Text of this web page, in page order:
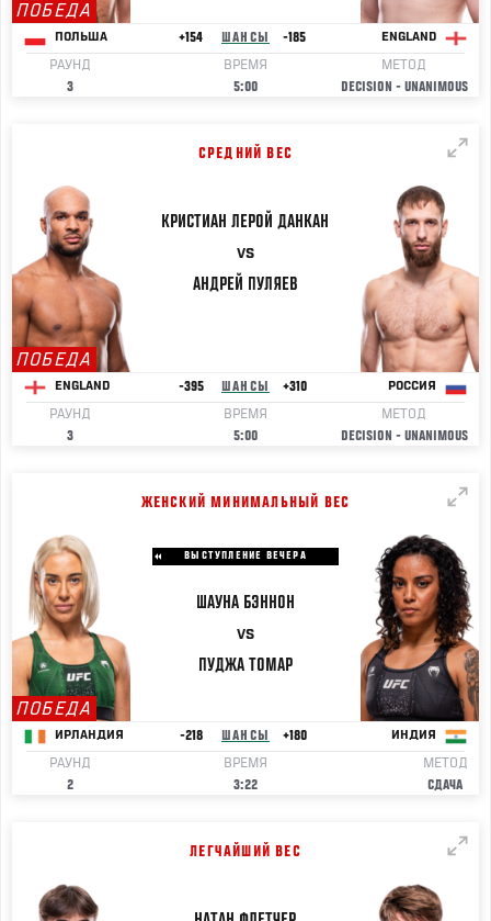
ПОБЕДА
ПОЛЬША +154 ШАНСЫ -185 ENGLAND
РАУНД
3
ВРЕМЯ
5:00
МЕТОД
DECISION - UNANIMOUS
СРЕДНИЙ ВЕС
ПОБЕДА
КРИСТИАН ЛЕРОЙ ДАНКАН
VS
АНДРЕЙ ПУЛЯЕВ
ENGLAND -395 ШАНСЫ +310 РОССИЯ
РАУНД
3
ВРЕМЯ
5:00
МЕТОД
DECISION - UNANIMOUS
ЖЕНСКИЙ МИНИМАЛЬНЫЙ ВЕС
ПОБЕДА
ВЫСТУПЛЕНИЕ ВЕЧЕРА
ШАУНА БЭННОН
VS
ПУДЖА ТОМАР
ИРЛАНДИЯ -218 ШАНСЫ +180 ИНДИЯ
РАУНД
2
ВРЕМЯ
3:22
МЕТОД
СДАЧА
ЛЕГЧАЙШИЙ ВЕС